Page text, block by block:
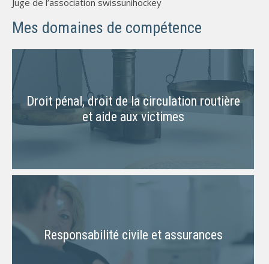
Mes domaines de compétence
Droit pénal, droit de la circulation routière
et aide aux victimes
Responsabilité civile et assurances